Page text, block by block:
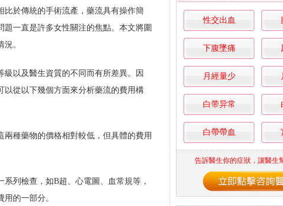
於傳統的手術流產，藥流具有操作簡
一直是許多女性關注的焦點。本文將圍
。
以及醫生資質的不同而有所差異。因
以從以下幾個方面來分析藥流的費用構
種藥物的價格相對較低，但具體的費用
列檢查，如B超、心電圖、血常規等，
的一部分。
性交出血
下腹墜痛
月經量少
白带异常
白帶帶血
告訴醫生你的症狀，讓醫生